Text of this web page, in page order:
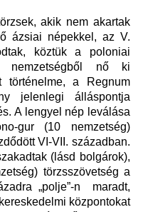
akik nem akartak
ázsiai népekkel, az V.
köztük a poloniai
nemzetségből nő ki
történelme, a Regnum
jelenlegi álláspontja
A lengyel nép leválása
gur (10 nemzetség)
VI-VII. században.
(lásd bolgárok),
törzsszövetség a
„polje”-n maradt,
központokat